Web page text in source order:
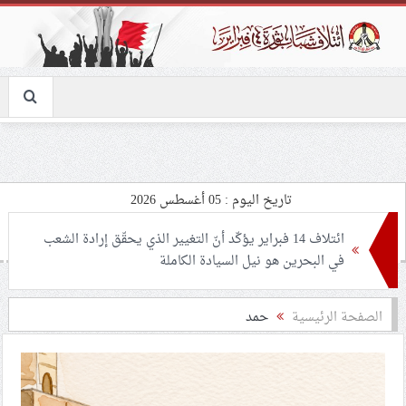
تاريخ اليوم : 05 أغسطس 2026
ائتلاف 14 فبراير يؤكّد أنّ التغيير الذي يحقّق إرادة الشعب
في البحرين هو نيل السيادة الكاملة
عشيّة أربعين الإمام الحسين «ع».. كربلاء تحتضن ملايين
الزوار
علماء البحرين: ندعو شعب البحرين إلى الردّ على الاستهداف
الصفحة الرئيسية حمد